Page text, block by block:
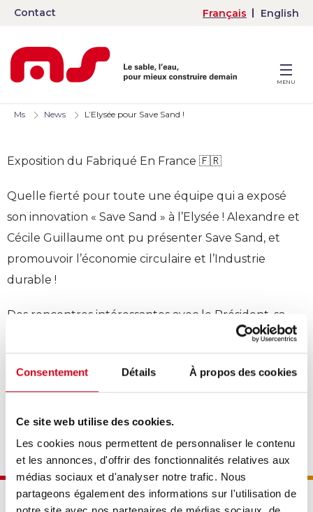
Consentement Détails À propos des cookies
Ce site web utilise des cookies.
Les cookies nous permettent de personnaliser le contenu
et les annonces, d'offrir des fonctionnalités relatives aux
médias sociaux et d'analyser notre trafic. Nous
partageons également des informations sur l'utilisation de
Contact Français English
MENU
Ms News L’Elysée pour Save Sand !
Exposition du Fabriqué En France 🇫🇷
Quelle fierté pour toute une équipe qui a exposé
son innovation « Save Sand » à l’Elysée ! Alexandre et
Cécile Guillaume ont pu présenter Save Sand, et
promouvoir l’économie circulaire et l’Industrie
durable !
Des rencontres intéressantes avec le Président, sa
femme Brigitte Macron, le Ministre Roland Lescure et
la Députée de la quatrième circonscription du Puy
De Dôme Delphine Lingemann, et beaucoup
déplacés tout au long du week-end !